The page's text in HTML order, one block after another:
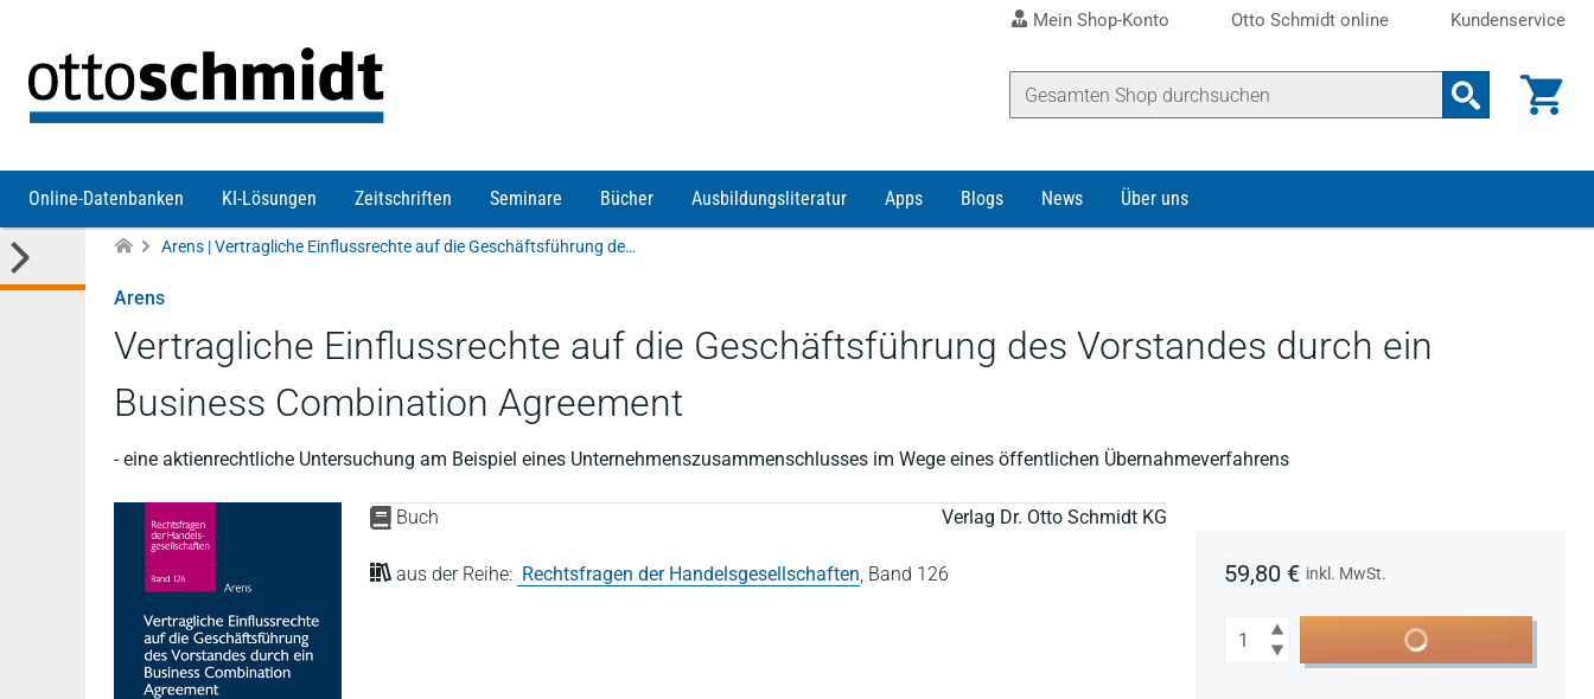
Mein Shop-Konto Otto Schmidt online Kundenservice
Online-Datenbanken KI-Lösungen Zeitschriften Seminare Bücher Ausbildungsliteratur Apps Blogs News Über uns
Arens | Vertragliche Einflussrechte auf die Geschäftsführung des Vorstandes durch ein Business Combination Agreement
Arens
Vertragliche Einflussrechte auf die Geschäftsführung des Vorstandes durch ein
Business Combination Agreement
- eine aktienrechtliche Untersuchung am Beispiel eines Unternehmenszusammenschlusses im Wege eines öffentlichen Übernahmeverfahrens
Buch Verlag Dr. Otto Schmidt KG
aus der Reihe: Rechtsfragen der Handelsgesellschaften, Band 126 59,80 € inkl. MwSt.
Anzahl In den Warenkorb